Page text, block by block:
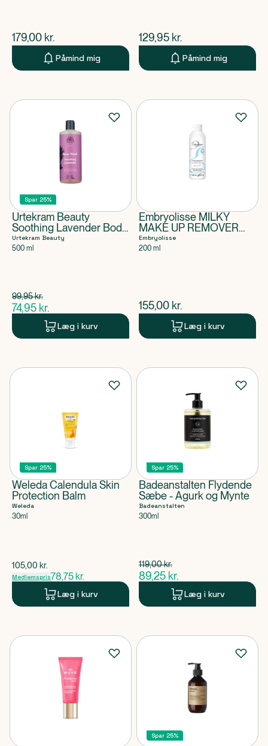
$nuværende pris
179,00 kr.
Påmind mig
$nuværende pris
129,95 kr.
Påmind mig
Spar 25%
Urtekram Beauty
Soothing Lavender Body
Wash
Urtekram Beauty
500 ml
$gammel pris
99,95kr.
Spar 25,00 kr.
$nuværende pris
74,95 kr.
Læg i kurv
Embryolisse MILKY
MAKE UP REMOVER
EMULSION
Embryolisse
200 ml
$nuværende pris
155,00 kr.
Læg i kurv
Spar 25%
Weleda Calendula Skin
Protection Balm
Weleda
30ml
$gammel pris
105,00 kr.
Medlemspris78,75 kr.
Læg i kurv
Spar 25%
Badeanstalten Flydende
Sæbe - Agurk og Mynte
Badeanstalten
300ml
$gammel pris
119,00kr.
Spar 29,75 kr.
$nuværende pris
89,25 kr.
Læg i kurv
Spar 25%